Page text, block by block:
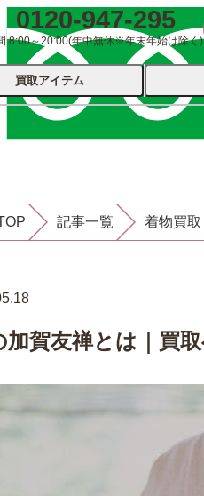
0120-947-295
8:00～20:00(年中無休※年末年始は除く)
買取アイテム
ブランド
品
記事一覧 着物買取
加賀友禅とは｜買